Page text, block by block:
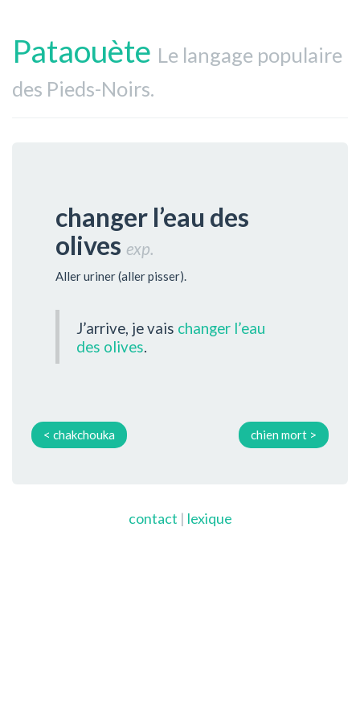
Pataouète Le langage populaire
des Pieds-Noirs.
changer l’eau des
olives exp.
Aller uriner (aller pisser).
J’arrive, je vais changer l’eau
des olives
< chakchouka chien mort >
contact | lexique